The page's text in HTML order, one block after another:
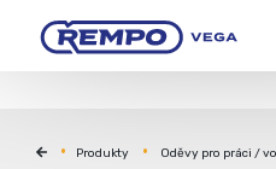
Produkty Oděvy pro práci /